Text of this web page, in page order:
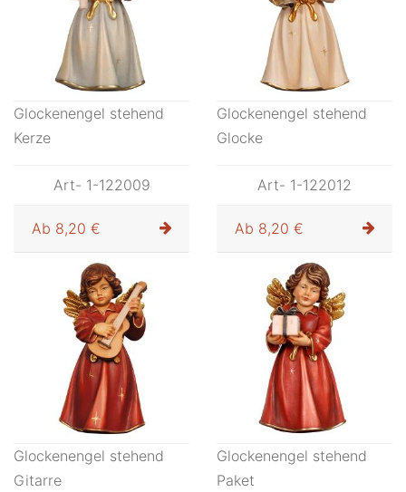
Glockenengel stehend
Kerze
Art- 1-122009
Ab 8,20 €
Glockenengel stehend
Glocke
Art- 1-122012
Ab 8,20 €
Glockenengel stehend
Gitarre
Glockenengel stehend
Paket